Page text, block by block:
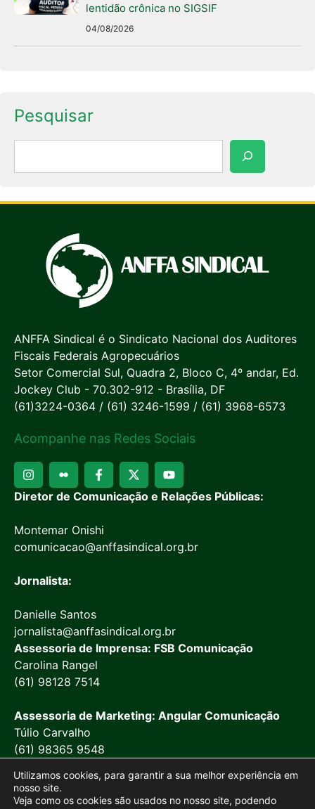
lentidão crônica no SIGSIF
04/08/2026
Pesquisar
ANFFA Sindical é o Sindicato Nacional dos Auditores
Fiscais Federais Agropecuários
Setor Comercial Sul, Quadra 2, Bloco C, 4º andar, Ed.
Jockey Club - 70.302-912 - Brasília, DF
(61)3224-0364 / (61) 3246-1599 / (61) 3968-6573
Acompanhe nas Redes Sociais
Diretor de Comunicação e Relações Públicas:
Montemar Onishi
comunicacao@anffasindical.org.br
Jornalista:
Danielle Santos
jornalista@anffasindical.org.br
Assessoria de Imprensa: FSB Comunicação
Carolina Rangel
(61) 98128 7514
Assessoria de Marketing: Angular Comunicação
Túlio Carvalho
(61) 98365 9548
Utilizamos cookies, para garantir a sua melhor experiência em
nosso site.
Veja como os cookies são usados no nosso site, podendo